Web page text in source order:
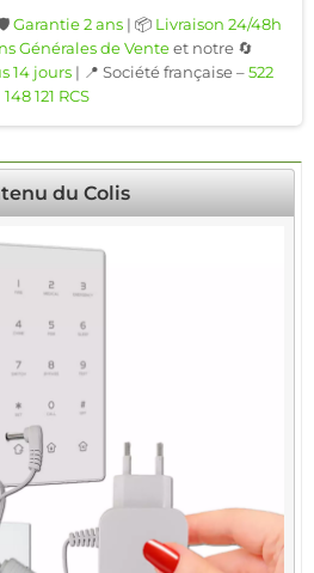
Garantie 2 ans | 📦 Livraison 24/48h
Générales de Venteet notre 🔄
14 jours | 📍 Société française –522
148 121 RCS
du Colis